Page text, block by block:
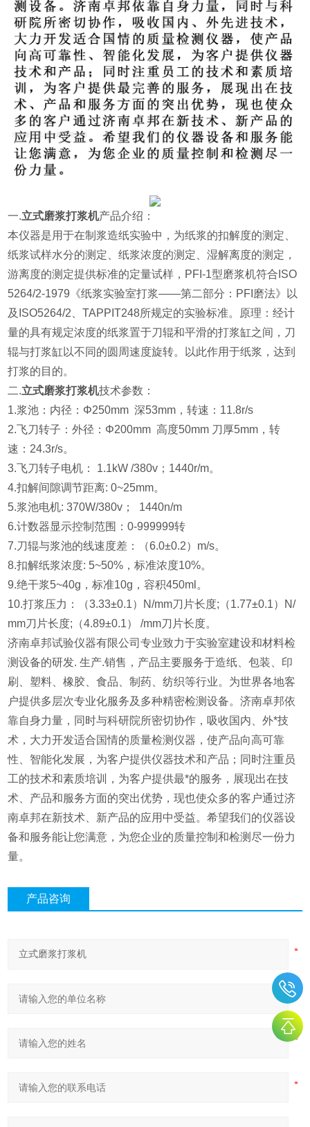
一.立式磨浆打浆机产品介绍：
本仪器是用于在制浆造纸实验中，为纸浆的扣解度的测定、
纸浆试样水分的测定、纸浆浓度的测定、湿解离度的测定，
游离度的测定提供标准的定量试样，PFI-1型磨浆机符合ISO
5264/2-1979《纸浆实验室打浆——第二部分：PFI磨法》以
及ISO5264/2、TAPPIT248所规定的实验标准。原理：经计
量的具有规定浓度的纸浆置于刀辊和平滑的打浆缸之间，刀
辊与打浆缸以不同的圆周速度旋转。以此作用于纸浆，达到
打浆的目的。
二.立式磨浆打浆机技术参数：
1.浆池：内径：Φ250mm 深53mm，转速：11.8r/s
2.飞刀转子：外径：Φ200mm 高度50mm 刀厚5mm，转
速：24.3r/s。
3.飞刀转子电机： 1.1kW /380v；1440r/m。
4.扣解间隙调节距离: 0~25mm。
5.浆池电机: 370W/380v； 1440n/m
6.计数器显示控制范围：0-999999转
7.刀辊与浆池的线速度差：（6.0±0.2）m/s。
8.扣解纸浆浓度: 5~50%，标准浓度10%。
9.绝干浆5~40g，标准10g，容积450ml。
10.打浆压力：（3.33±0.1）N/mm刀片长度;（1.77±0.1）N/
mm刀片长度;（4.89±0.1） /mm刀片长度。
济南卓邦试验仪器有限公司专业致力于实验室建设和材料检
测设备的研发. 生产.销售，产品主要服务于造纸、包装、印
刷、塑料、橡胶、食品、制药、纺织等行业。为世界各地客
户提供多层次专业化服务及多种精密检测设备。济南卓邦依
靠自身力量，同时与科研院所密切协作，吸收国内、外*技
术，大力开发适合国情的质量检测仪器，使产品向高可靠
性、智能化发展，为客户提供仪器技术和产品；同时注重员
工的技术和素质培训，为客户提供最*的服务，展现出在技
术、产品和服务方面的突出优势，现也使众多的客户通过济
南卓邦在新技术、新产品的应用中受益。希望我们的仪器设
备和服务能让您满意，为您企业的质量控制和检测尽一份力
量。
产品咨询